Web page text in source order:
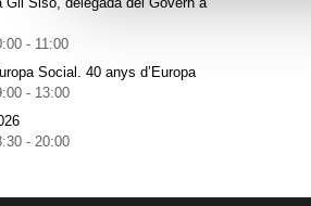
- 11:00
Social. 40 anys d’Europa
- 13:00
- 20:00